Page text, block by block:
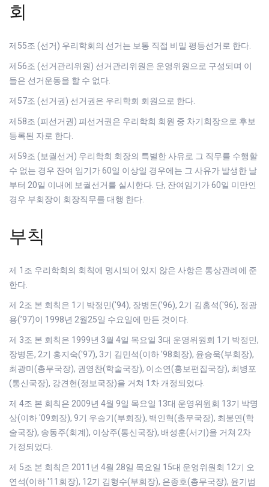
회
제55조 (선거) 우리학회의 선거는 보통 직접 비밀 평등선거로 한다.
제56조 (선거관리위원) 선거관리위원은 운영위원으로 구성되며 이
들은 선거운동을 할 수 없다.
제57조 (선거권) 선거권은 우리학회 회원으로 한다.
제58조 (피선거권) 피선거권은 우리학회 회원 중 차기회장으로 후보
등록된 자로 한다.
제59조 (보궐선거) 우리학회 회장의 특별한 사유로 그 직무를 수행할
수 없는 경우 잔여 임기가 60일 이상일 경우에는 그 사유가 발생한 날
부터 20일 이내에 보궐선거를 실시한다. 단, 잔여임기가 60일 미만인
경우 부회장이 회장직무를 대행 한다.
부칙
제 1조 우리학회의 회칙에 명시되어 있지 않은 사항은 통상관례에 준
한다.
제 2조 본 회칙은 1기 박정민('94), 장병돈(’96), 2기 김홍석('96), 정광
용(’97)이 1998년 2월25일 수요일에 만든 것이다.
제 3조 본 회칙은 1999년 3월 4일 목요일 3대 운영위원회 1기 박정민,
장병돈, 2기 홍지숙('97), 3기 김민석(이하 '98회장), 윤승욱(부회장),
최광미(총무국장), 권영찬(학술국장), 이소연(홍보편집국장), 최병포
(통신국장), 강견현(정보국장)을 거쳐 1차 개정되었다.
제 4조 본 회칙은 2009년 4월 9일 목요일 13대 운영위원회 13기 박명
상(이하 '09회장), 9기 우승기(부회장), 백인혁(총무국장), 최봉연(학
술국장), 송동주(회계), 이상주(통신국장), 배성훈(서기)을 거쳐 2차
개정되었다.
제 5조 본 회칙은 2011년 4월 28일 목요일 15대 운영위원회 12기 오
연석(이하 '11회장), 12기 김형수(부회장), 은종호(총무국장), 윤기범